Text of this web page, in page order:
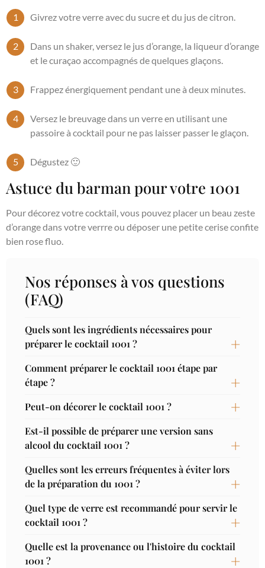
Givrez votre verre avec du sucre et du jus de citron.
Dans un shaker, versez le jus d’orange, la liqueur d’orange
et le curaçao accompagnés de quelques glaçons.
Frappez énergiquement pendant une à deux minutes.
Versez le breuvage dans un verre en utilisant une
passoire à cocktail pour ne pas laisser passer le glaçon.
Dégustez 🙂
Astuce du barman pour votre 1001
Pour décorez votre cocktail, vous pouvez placer un beau zeste
d’orange dans votre verrre ou déposer une petite cerise confite
bien rose fluo.
Nos réponses à vos questions
(FAQ)
Quels sont les ingrédients nécessaires pour
préparer le cocktail 1001 ?
Comment préparer le cocktail 1001 étape par
étape ?
Peut-on décorer le cocktail 1001 ?
Est-il possible de préparer une version sans
alcool du cocktail 1001 ?
Quelles sont les erreurs fréquentes à éviter lors
de la préparation du 1001 ?
Quel type de verre est recommandé pour servir le
cocktail 1001 ?
Quelle est la provenance ou l'histoire du cocktail
1001 ?